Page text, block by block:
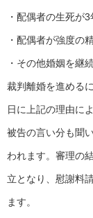
・配偶者の生死が
・配偶者が強度の
・その他婚姻を継
裁判離婚を進める
日に上記の理由に
被告の言い分も聞
われます。審理の
立となり、慰謝料
ます。